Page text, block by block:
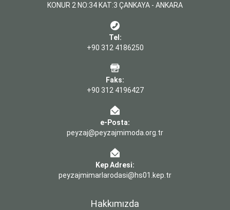
KONUR 2 NO:34 KAT:3 ÇANKAYA - ANKARA
Tel:
+90 312 4186250
Faks:
+90 312 4196427
e-Posta:
peyzaj@peyzajmimoda.org.tr
Kep Adresi:
peyzajmimarlarodasi@hs01.kep.tr
Hakkımızda